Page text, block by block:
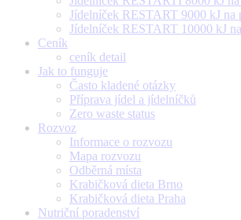
Jídelníček RESTART 9000 kJ na
Jídelníček RESTART 10000 kJ
Ceník
ceník detail
Jak to funguje
Často kladené otázky
Příprava jídel a jídelníčků
Zero waste status
Rozvoz
Informace o rozvozu
Mapa rozvozu
Odběrná místa
Krabičková dieta Brno
Krabičková dieta Praha
Nutriční poradenství